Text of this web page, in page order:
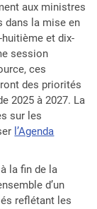
aux ministres
dans la mise en
et dix-
session
ces
des priorités
2025 à 2027. La
sur les
l’Agenda
la fin de la
d’un
reflétant les